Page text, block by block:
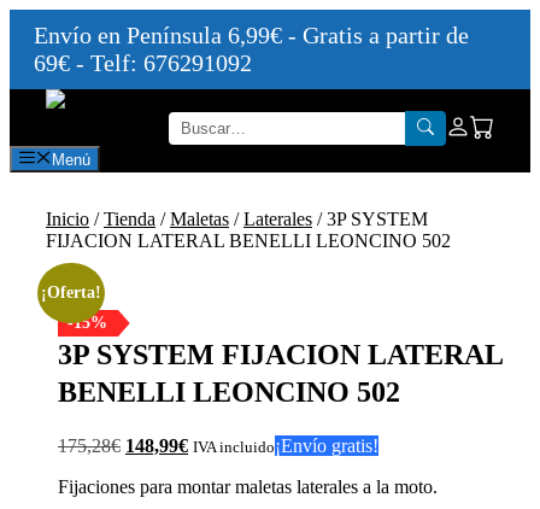
Envío en Península 6,99€ - Gratis a partir de
69€ - Telf: 676291092
Saltar
contenido
Menú
Inicio /Tienda /Maletas /Laterales / 3P SYSTEM
FIJACION LATERAL BENELLI LEONCINO 502
¡Oferta!
-15%
3P SYSTEM FIJACION LATERAL
BENELLI LEONCINO 502
175,28€ El
original
148,99€El
actual
IVA incluido¡Envío gratis!
Fijaciones para montar maletas laterales a la moto.